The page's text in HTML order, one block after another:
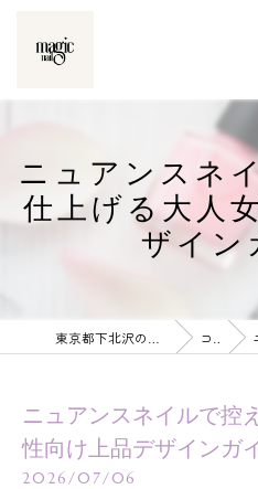
ニュアンスネ
仕上げる大人
ザイン
コラム
ニュアンスネイルで控
性向け上品デザインガ
2026/07/06